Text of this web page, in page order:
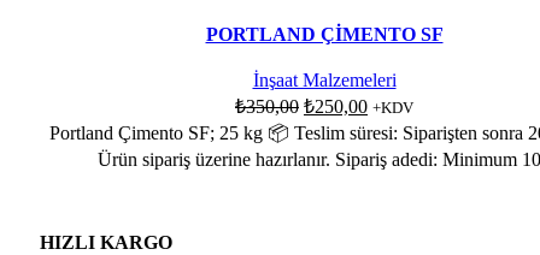
PORTLAND ÇİMENTO SF
İnşaat Malzemeleri
₺350,00 ₺250,00 +KDV
Portland Çimento SF; 25 kg 📦 Teslim süresi: Siparişten sonra
Ürün sipariş üzerine hazırlanır. Sipariş adedi: Minimum
HIZLI KARGO